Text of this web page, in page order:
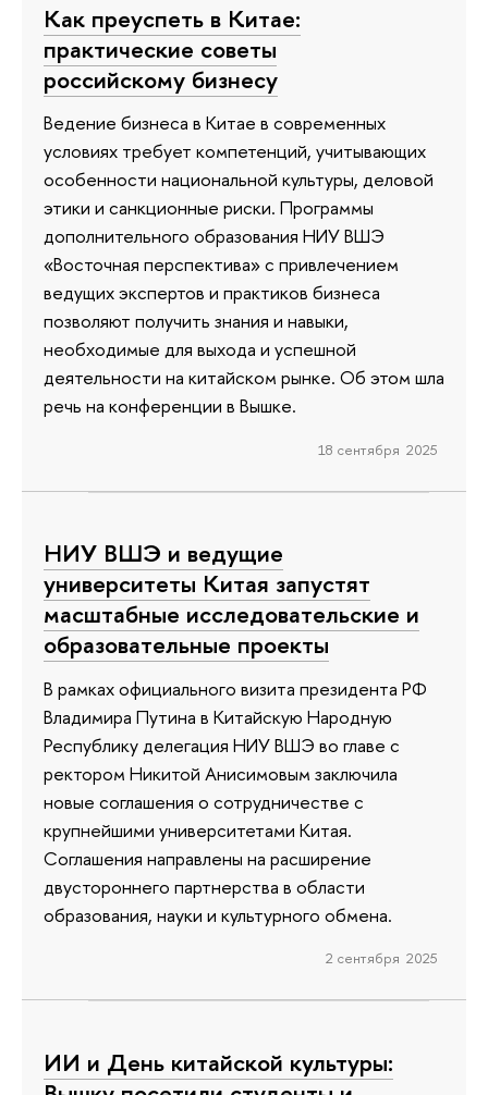
Как преуспеть в Китае:
практические советы
российскому бизнесу
Ведение бизнеса в Китае в современных
условиях требует компетенций, учитывающих
особенности национальной культуры, деловой
этики и санкционные риски. Программы
дополнительного образования НИУ ВШЭ
«Восточная перспектива» с привлечением
ведущих экспертов и практиков бизнеса
позволяют получить знания и навыки,
необходимые для выхода и успешной
деятельности на китайском рынке. Об этом шла
речь на конференции в Вышке.
18 сентября 2025
НИУ ВШЭ и ведущие
университеты Китая запустят
масштабные исследовательские и
образовательные проекты
В рамках официального визита президента РФ
Владимира Путина в Китайскую Народную
Республику делегация НИУ ВШЭ во главе с
ректором Никитой Анисимовым заключила
новые соглашения о сотрудничестве с
крупнейшими университетами Китая.
Соглашения направлены на расширение
двустороннего партнерства в области
образования, науки и культурного обмена.
2 сентября 2025
ИИ и День китайской культуры: